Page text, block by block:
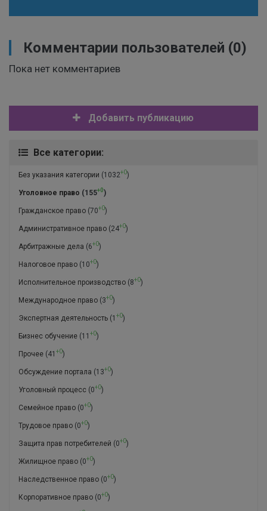
Комментарии пользователей (0)
Пока нет комментариев
Добавить публикацию
Все категории:
Без указания категории (1032+0)
Уголовное право (155+0)
Гражданское право (70+0)
Административное право (24+0)
Арбитражные дела (6+0)
Налоговое право (10+0)
Исполнительное производство (8+0)
Международное право (3+0)
Экспертная деятельность (1 +0)
Бизнес обучение (11 +0)
Прочее (41 +0)
Обсуждение портала (13+0)
Уголовный процесс (0+0)
Семейное право (0+0)
Трудовое право (0+0)
Защита прав потребителей (0+0)
Жилищное право (0+0)
Наследственное право (0+0)
Корпоративное право (0+0)